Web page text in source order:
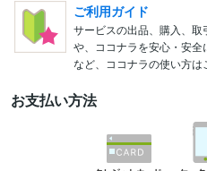
ご利用ガイド
サービスの出品、購入、
や、ココナラを安心・安
など、ココナラの使い方は
お支払い方法